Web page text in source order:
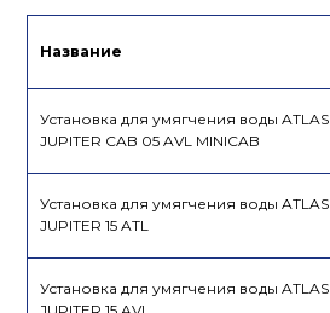
Лист данных
Название
Установка для умягчения воды ATLAS
JUPITER CAB 05 AVL MINICAB
Установка для умягчения воды ATLAS
JUPITER 15 ATL
Установка для умягчения воды ATLAS